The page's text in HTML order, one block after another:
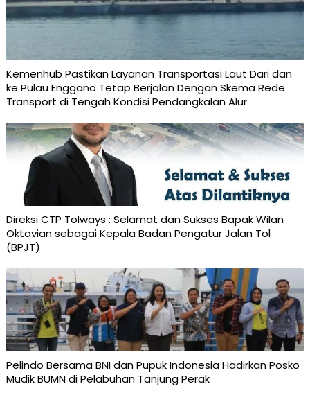
Kemenhub Pastikan Layanan Transportasi Laut Dari dan
ke Pulau Enggano Tetap Berjalan Dengan Skema Rede
Transport di Tengah Kondisi Pendangkalan Alur
Direksi CTP Tolways : Selamat dan Sukses Bapak Wilan
Oktavian sebagai Kepala Badan Pengatur Jalan Tol
(BPJT)
Pelindo Bersama BNI dan Pupuk Indonesia Hadirkan Posko
Mudik BUMN di Pelabuhan Tanjung Perak